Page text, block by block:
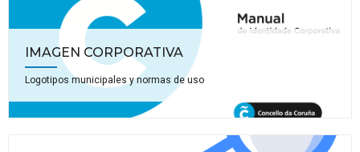
IMAGEN CORPORATIVA
Logotipos municipales y normas de uso